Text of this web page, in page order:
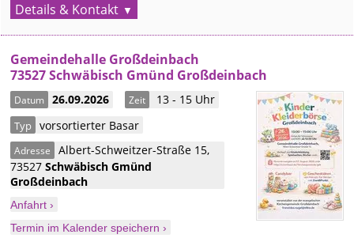
Details & Kontakt
Gemeindehalle Großdeinbach
73527 Schwäbisch Gmünd Großdeinbach
Datum 26.09.2026 Zeit 13 - 15 Uhr
Typ vorsortierter Basar
Adresse Albert-Schweitzer-Straße 15,
73527Schwäbisch Gmünd
Großdeinbach
Anfahrt ›
Termin im Kalender speichern ›